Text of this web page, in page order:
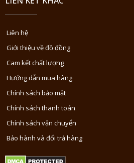
Liên hệ
Giới thiệu về đồ đồng
Cam kết chất lượng
Hướng dẫn mua hàng
Chính sách bảo mật
Chính sách thanh toán
Chính sách vận chuyển
Bảo hành và đổi trả hàng